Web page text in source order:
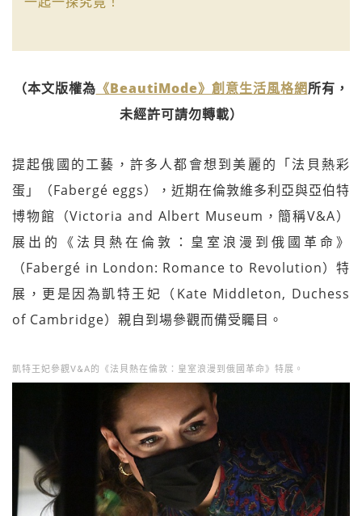
（本文版權為 《BeautiMode》創意生活風格網所有，
未經許可請勿轉載）
提起俄國的工藝，許多人都會想到美麗的「法貝熱彩
蛋」（Fabergé eggs），近期在倫敦維多利亞與亞伯特
博物館（Victoria and Albert Museum，簡稱V&A）
展出的《法貝熱在倫敦：皇室浪漫到俄國革命》
（Fabergé in London: Romance to Revolution）特
展，更是因為凱特王妃（Kate Middleton, Duchess
of Cambridge）親自到場參觀而備受矚目。
凱特王妃參觀V&A的《法貝熱在倫敦：皇室浪漫到俄國革命》特展。